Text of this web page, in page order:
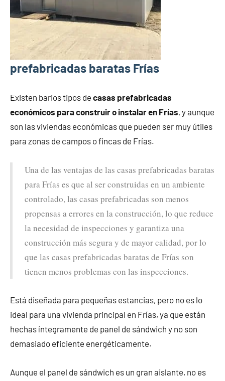
prefabricadas baratas Frías
Existen barios tipos de casas prefabricadas
económicos para construir o instalar en Frías, y aunque
son las viviendas económicas que pueden ser muy útiles
para zonas de campos o fincas de Frías.
Una de las ventajas de las casas prefabricadas baratas
para Frías es que al ser construidas en un ambiente
controlado, las casas prefabricadas son menos
propensas a errores en la construcción, lo que reduce
la necesidad de inspecciones y garantiza una
construcción más segura y de mayor calidad, por lo
que las casas prefabricadas baratas de Frías son
tienen menos problemas con las inspecciones.
Está diseñada para pequeñas estancias, pero no es lo
ideal para una vivienda principal en Frías, ya que están
hechas íntegramente de panel de sándwich y no son
demasiado eficiente energéticamente.
Aunque el panel de sándwich es un gran aislante, no es